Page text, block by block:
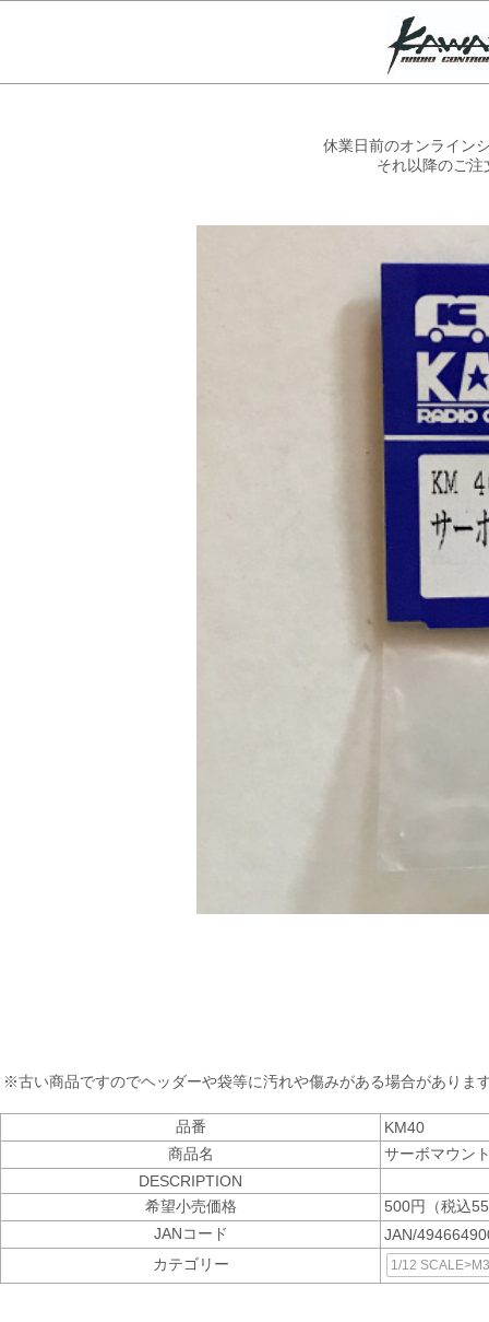
休業日前のオンライン
それ以降のご
※古い商品ですのでヘッダーや袋等に汚れや傷みがある場合がありま
品番
KM40
商品名
サーボマウン
DESCRIPTION
希望小売価格
500円（税込
JANコード
JAN/
カテゴリー
1/12